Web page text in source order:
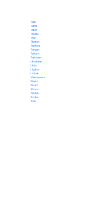
Tajik
Tamil
Tatar
Telugu
Thai
Tibetan
Tigrinya
Tongan
Turkish
Turkmen
Ukrainian
Urdu
Uyghur
Uzbek
Vietnamese
Welsh
Wolof
Xhosa
Yiddish
Yoruba
Zulu